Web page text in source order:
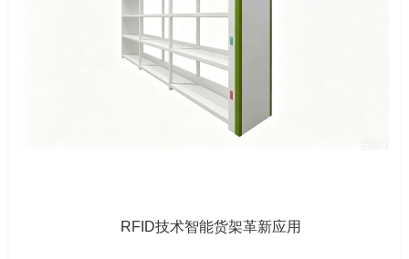
RFID技术智能货架革新应用